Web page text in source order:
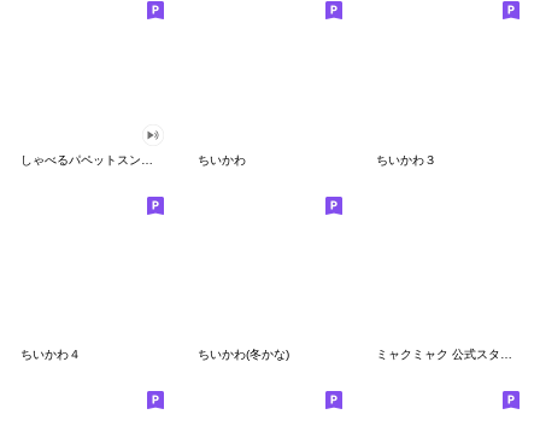
ちいかわ ちいかわ３
ちいかわ４ ちいかわ(冬かな)